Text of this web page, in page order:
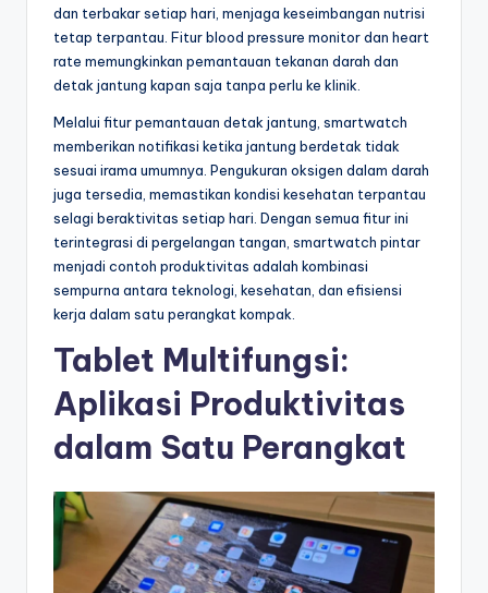
dan terbakar setiap hari, menjaga keseimbangan nutrisi
tetap terpantau. Fitur blood pressure monitor dan heart
rate memungkinkan pemantauan tekanan darah dan
detak jantung kapan saja tanpa perlu ke klinik.
Melalui fitur pemantauan detak jantung, smartwatch
memberikan notifikasi ketika jantung berdetak tidak
sesuai irama umumnya. Pengukuran oksigen dalam darah
juga tersedia, memastikan kondisi kesehatan terpantau
selagi beraktivitas setiap hari. Dengan semua fitur ini
terintegrasi di pergelangan tangan, smartwatch pintar
menjadi contoh produktivitas adalah kombinasi
sempurna antara teknologi, kesehatan, dan efisiensi
kerja dalam satu perangkat kompak.
Tablet Multifungsi:
Aplikasi Produktivitas
dalam Satu Perangkat